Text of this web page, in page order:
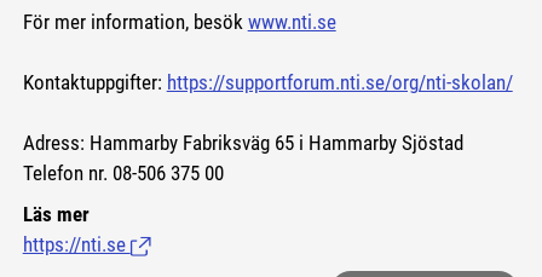
För mer information, besök www.nti.se
Kontaktuppgifter: https://supportforum.nti.se/org/nti-skolan/
Adress: Hammarby Fabriksväg 65 i Hammarby Sjöstad
Telefon nr. 08-506 375 00
Läs mer
https://nti.se (Länk till extern sida.)